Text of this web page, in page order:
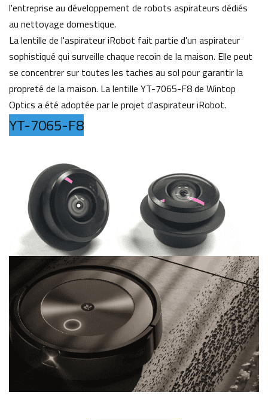
l'entreprise au développement de robots aspirateurs dédiés
au nettoyage domestique.
La lentille de l'aspirateur iRobot fait partie d'un aspirateur
sophistiqué qui surveille chaque recoin de la maison. Elle peut
se concentrer sur toutes les taches au sol pour garantir la
propreté de la maison. La lentille YT-7065-F8 de Wintop
Optics a été adoptée par le projet d'aspirateur iRobot.
YT-7065-F8